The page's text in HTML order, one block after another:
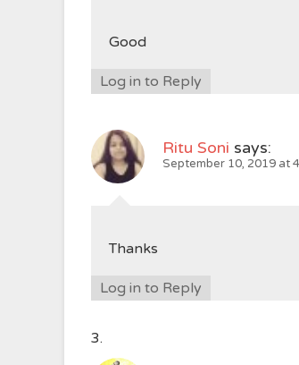
Good
Log in to Reply
Ritu Soni says:
September 10, 2019 at
Thanks
Log in to Reply